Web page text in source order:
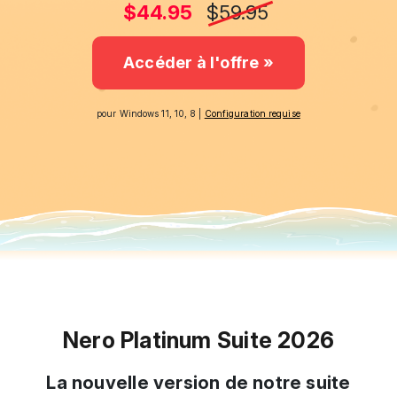
$44.95 $59.95
Accéder à l'offre »
pour Windows 11, 10, 8 | Configuration requise
Nero Platinum Suite 2026
La nouvelle version de notre suite